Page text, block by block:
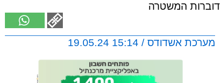
דוברות המשטרה
מערכת אשדודס / 15:14 19.05.24